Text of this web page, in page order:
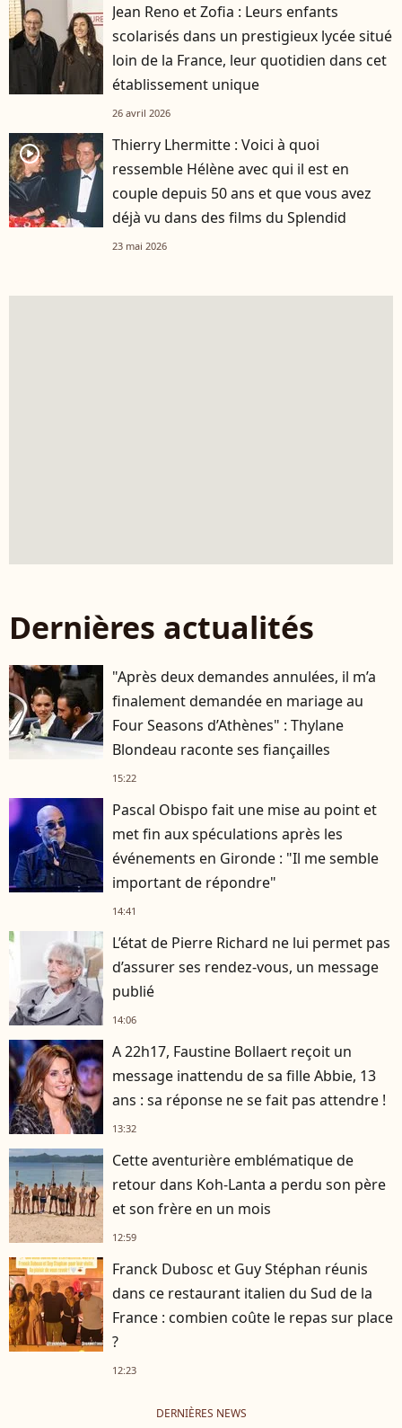
Jean Reno et Zofia : Leurs enfants
scolarisés dans un prestigieux lycée situé
loin de la France, leur quotidien dans cet
établissement unique
26 avril 2026
player2
Thierry Lhermitte : Voici à quoi
ressemble Hélène avec qui il est en
couple depuis 50 ans et que vous avez
déjà vu dans des films du Splendid
23 mai 2026
Dernières actualités
"Après deux demandes annulées, il m’a
finalement demandée en mariage au
Four Seasons d’Athènes" : Thylane
Blondeau raconte ses fiançailles
15:22
Pascal Obispo fait une mise au point et
met fin aux spéculations après les
événements en Gironde : "Il me semble
important de répondre"
14:41
L’état de Pierre Richard ne lui permet pas
d’assurer ses rendez-vous, un message
publié
14:06
A 22h17, Faustine Bollaert reçoit un
message inattendu de sa fille Abbie, 13
ans : sa réponse ne se fait pas attendre !
13:32
Cette aventurière emblématique de
retour dans Koh-Lanta a perdu son père
et son frère en un mois
12:59
Franck Dubosc et Guy Stéphan réunis
dans ce restaurant italien du Sud de la
France : combien coûte le repas sur place
?
12:23
DERNIÈRES NEWS